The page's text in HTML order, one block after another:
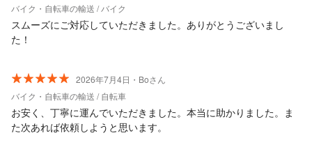
バイク・自転車の輸送 / バイク
スムーズにご対応していただきました。ありがとうございまし
た！
2026年7月4日・Boさん
バイク・自転車の輸送 / 自転車
お安く、丁寧に運んでいただきました。本当に助かりました。ま
た次あれば依頼しようと思います。